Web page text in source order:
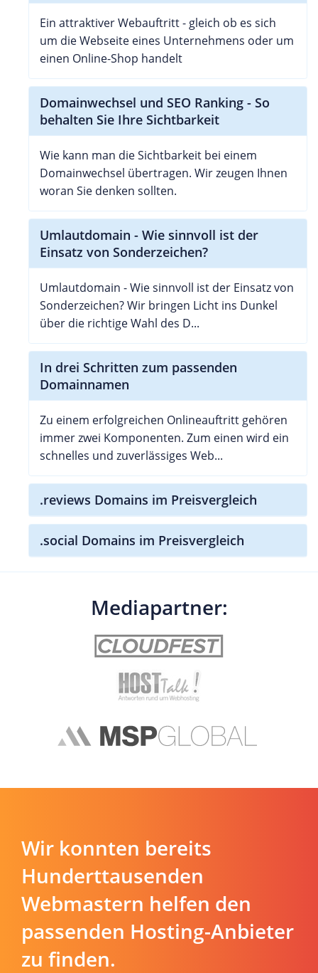
Ein attraktiver Webauftritt - gleich ob es sich
um die Webseite eines Unternehmens oder um
einen Online-Shop handelt
Domainwechsel und SEO Ranking - So
behalten Sie Ihre Sichtbarkeit
Wie kann man die Sichtbarkeit bei einem
Domainwechsel übertragen. Wir zeugen Ihnen
woran Sie denken sollten.
Umlautdomain - Wie sinnvoll ist der
Einsatz von Sonderzeichen?
Umlautdomain - Wie sinnvoll ist der Einsatz von
Sonderzeichen? Wir bringen Licht ins Dunkel
über die richtige Wahl des D...
In drei Schritten zum passenden
Domainnamen
Zu einem erfolgreichen Onlineauftritt gehören
immer zwei Komponenten. Zum einen wird ein
schnelles und zuverlässiges Web...
.reviews Domains im Preisvergleich
.social Domains im Preisvergleich
Mediapartner:
Wir konnten bereits
Hunderttausenden
Webmastern helfen den
passenden Hosting-Anbieter
zu finden.